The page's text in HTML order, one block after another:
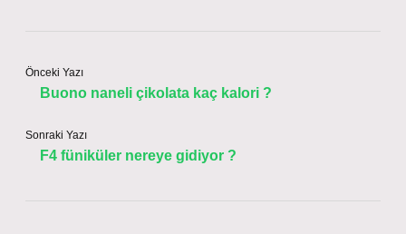
Önceki Yazı
Buono naneli çikolata kaç kalori ?
Sonraki Yazı
F4 füniküler nereye gidiyor ?